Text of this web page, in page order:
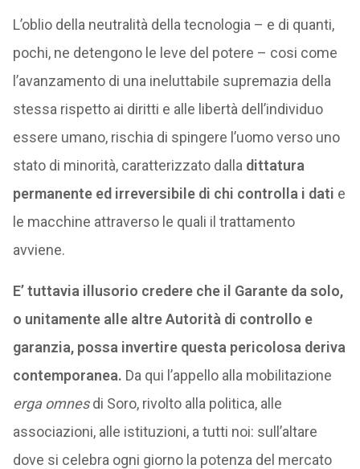
L’oblio della neutralità della tecnologia – e di quanti,
pochi, ne detengono le leve del potere – cosi come
l’avanzamento di una ineluttabile supremazia della
stessa rispetto ai diritti e alle libertà dell’individuo
essere umano, rischia di spingere l’uomo verso uno
stato di minorità, caratterizzato dalla dittatura
permanente ed irreversibile di chi controlla i dati e
le macchine attraverso le quali il trattamento
avviene.
E’ tuttavia illusorio credere che il Garante da solo,
o unitamente alle altre Autorità di controllo e
garanzia, possa invertire questa pericolosa deriva
contemporanea. Da qui l’appello alla mobilitazione
erga omnesdi Soro, rivolto alla politica, alle
associazioni, alle istituzioni, a tutti noi: sull’altare
dove si celebra ogni giorno la potenza del mercato